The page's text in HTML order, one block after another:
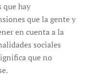
que hay
que la gente y
en cuenta a la
sociales
que no